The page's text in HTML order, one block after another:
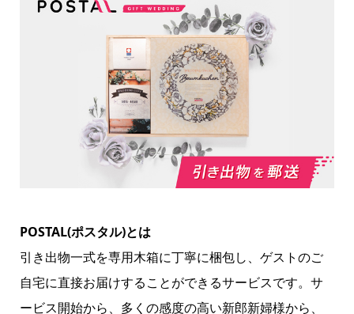
POSTAL(ポスタル)とは
引き出物一式を専用木箱に丁寧に梱包し、ゲストのご
自宅に直接お届けすることができるサービスです。サ
ービス開始から、多くの感度の高い新郎新婦様から、